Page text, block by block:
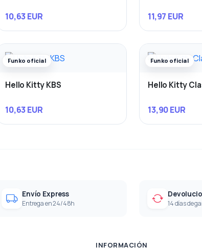
10,63 EUR 11,97 EUR
Funko oficial
Hello Kitty KBS
10,63 EUR
Funko oficial
Hello Kitty
13,90 EUR
Envío Express
Entrega en 24/48h 14 días de
INFORMACIÓN